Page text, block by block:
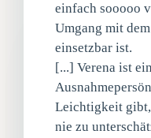
einfach sooooo
Umgang mit
einsetzbar ist.
[...] Verena ist
Leichtigkeit
nie zu